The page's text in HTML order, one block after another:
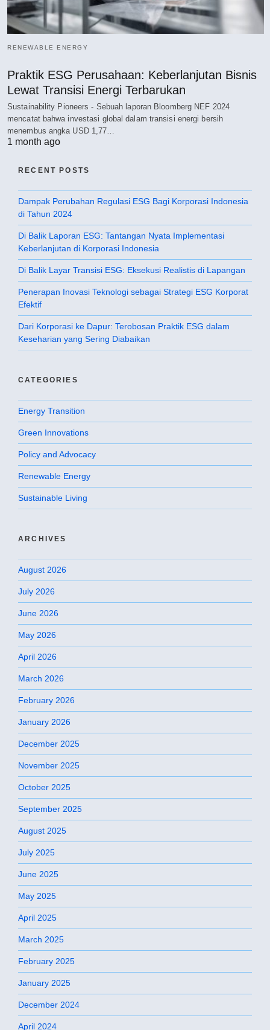
RENEWABLE ENERGY
Praktik ESG Perusahaan: Keberlanjutan Bisnis
Lewat Transisi Energi Terbarukan
Sustainability Pioneers - Sebuah laporan Bloomberg NEF 2024
mencatat bahwa investasi global dalam transisi energi bersih
menembus angka USD 1,77…
1 month ago
RECENT POSTS
Dampak Perubahan Regulasi ESG Bagi Korporasi Indonesia
di Tahun 2024
Di Balik Laporan ESG: Tantangan Nyata Implementasi
Keberlanjutan di Korporasi Indonesia
Di Balik Layar Transisi ESG: Eksekusi Realistis di Lapangan
Penerapan Inovasi Teknologi sebagai Strategi ESG Korporat
Efektif
Dari Korporasi ke Dapur: Terobosan Praktik ESG dalam
Keseharian yang Sering Diabaikan
CATEGORIES
Energy Transition
Green Innovations
Policy and Advocacy
Renewable Energy
Sustainable Living
ARCHIVES
August 2026
July 2026
June 2026
May 2026
April 2026
March 2026
February 2026
January 2026
December 2025
November 2025
October 2025
September 2025
August 2025
July 2025
June 2025
May 2025
April 2025
March 2025
February 2025
January 2025
December 2024
April 2024